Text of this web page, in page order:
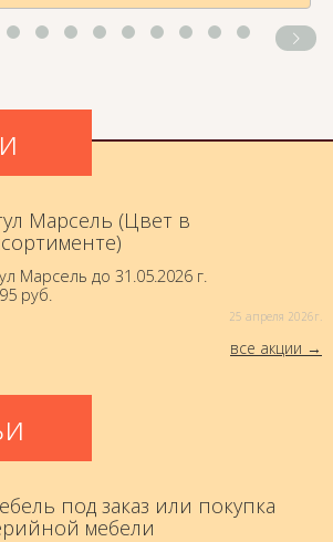
Марсель (Цвет в
Марсель до 31.05.2026 г.
руб.
25 aпреля 2026г.
все акции
под заказ или покупка
мебели